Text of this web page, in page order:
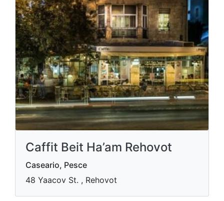
Caffit Beit Ha’am Rehovot
Caseario, Pesce
48 Yaacov St. , Rehovot